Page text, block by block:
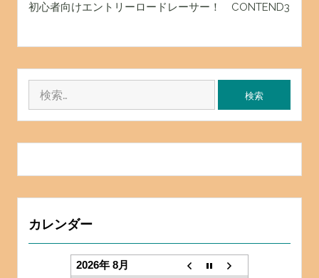
初心者向けエントリーロードレーサー！ CONTEND3
カレンダー
2026年 8月